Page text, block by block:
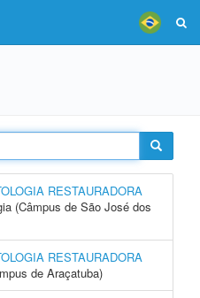
RESTAURADORA
(Câmpus de São José dos
RESTAURADORA
de Araçatuba)